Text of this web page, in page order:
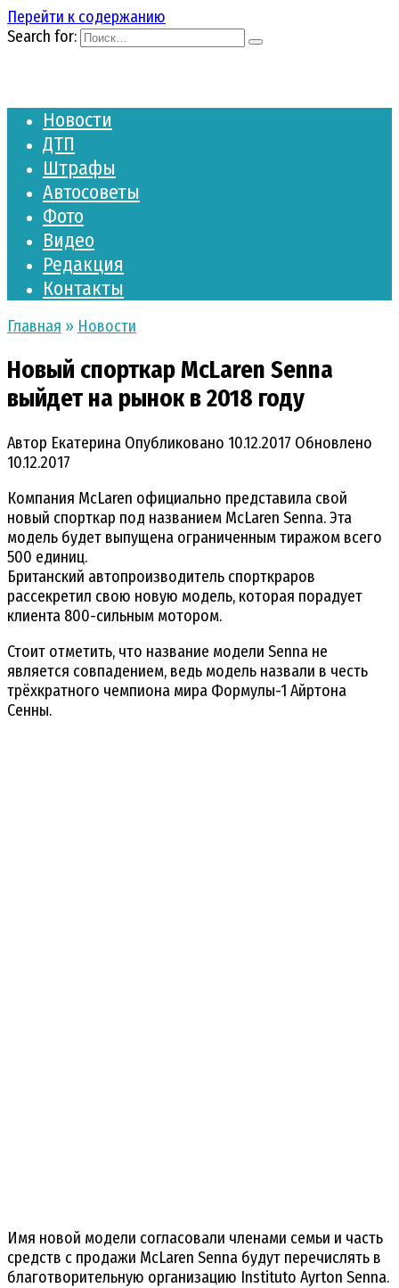
Перейти к содержанию
Search for:
Новости
ДТП
Штрафы
Автосоветы
Фото
Видео
Редакция
Контакты
Главная » Новости
Новый спорткар McLaren Senna
выйдет на рынок в 2018 году
Автор Екатерина Опубликовано 10.12.2017 Обновлено
10.12.2017
Компания McLaren официально представила свой
новый спорткар под названием McLaren Senna. Эта
модель будет выпущена ограниченным тиражом всего
500 единиц.
Британский автопроизводитель спорткраров
рассекретил свою новую модель, которая порадует
клиента 800-сильным мотором.
Стоит отметить, что название модели Senna не
является совпадением, ведь модель назвали в честь
трёхкратного чемпиона мира Формулы-1 Айртона
Сенны.
Имя новой модели согласовали членами семьи и часть
средств с продажи McLaren Senna будут перечислять в
благотворительную организацию Instituto Ayrton Senna.